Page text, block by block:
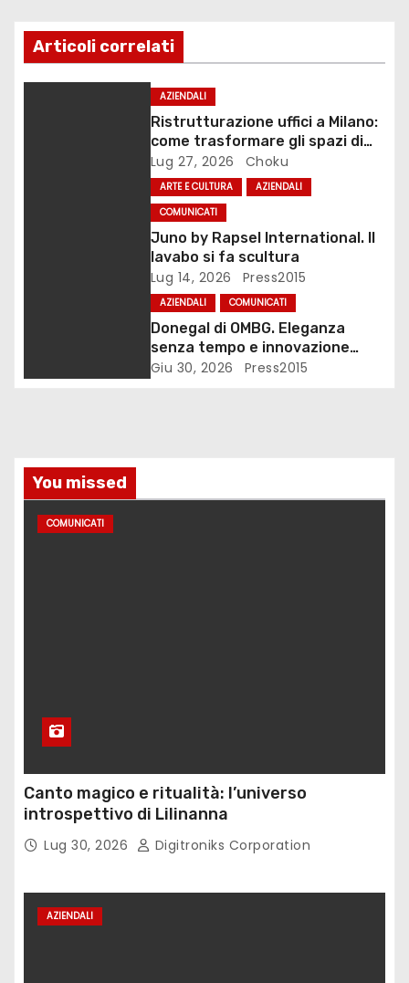
o
o
i
Articoli correlati
AZIENDALI
Ristrutturazione uffici a Milano:
come trasformare gli spazi di
lavoro
Lug 27, 2026 Choku
ARTE E CULTURA
AZIENDALI
COMUNICATI
Juno by Rapsel International. Il
lavabo si fa scultura
Lug 14, 2026 Press2015
AZIENDALI COMUNICATI
Donegal di OMBG. Eleganza
senza tempo e innovazione
tecnologica
Giu 30, 2026 Press2015
You missed
COMUNICATI
Canto magico e ritualità: l’universo
introspettivo di Lilinanna
Lug 30, 2026 Digitroniks Corporation
AZIENDALI